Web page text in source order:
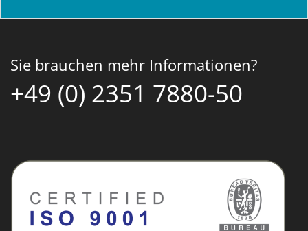
Sie brauchen mehr Informationen?
+49 (0) 2351 7880-50